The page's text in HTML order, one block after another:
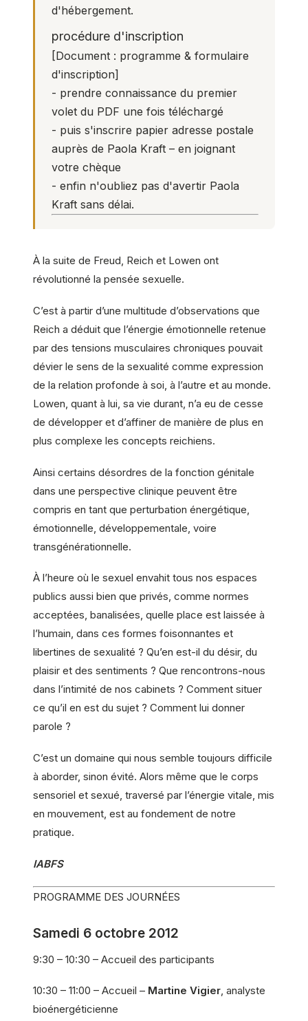
d'hébergement.
procédure d'inscription
[Document : programme & formulaire
d'inscription]
- prendre connaissance du premier
volet du PDF une fois téléchargé
- puis s'inscrire papier adresse postale
auprès de Paola Kraft – en joignant
votre chèque
- enfin n'oubliez pas d'avertir Paola
Kraft sans délai.
À la suite de Freud, Reich et Lowen ont
révolutionné la pensée sexuelle.
C’est à partir d’une multitude d’observations que
Reich a déduit que l’énergie émotionnelle retenue
par des tensions musculaires chroniques pouvait
dévier le sens de la sexualité comme expression
de la relation profonde à soi, à l’autre et au monde.
Lowen, quant à lui, sa vie durant, n’a eu de cesse
de développer et d’affiner de manière de plus en
plus complexe les concepts reichiens.
Ainsi certains désordres de la fonction génitale
dans une perspective clinique peuvent être
compris en tant que perturbation énergétique,
émotionnelle, développementale, voire
transgénérationnelle.
À l’heure où le sexuel envahit tous nos espaces
publics aussi bien que privés, comme normes
acceptées, banalisées, quelle place est laissée à
l’humain, dans ces formes foisonnantes et
libertines de sexualité ? Qu’en est-il du désir, du
plaisir et des sentiments ? Que rencontrons-nous
dans l’intimité de nos cabinets ? Comment situer
ce qu’il en est du sujet ? Comment lui donner
parole ?
C’est un domaine qui nous semble toujours difficile
à aborder, sinon évité. Alors même que le corps
sensoriel et sexué, traversé par l’énergie vitale, mis
en mouvement, est au fondement de notre
pratique.
IABFS
PROGRAMME DES JOURNÉES
Samedi 6 octobre 2012
9:30 – 10:30 – Accueil des participants
10:30 – 11:00 – Accueil – Martine Vigier, analyste
bioénergéticienne